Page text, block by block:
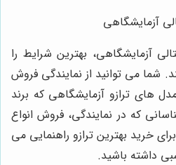
آزمایشگاهی
آزمایشگاهی، بهترین شرایط را
شما می توانید از نمایندگی فروش
های ترازو آزمایشگاهی که برند
که در نمایندگی، فروش انواع
خرید بهترین ترازو راهنمایی می
داشته باشید.